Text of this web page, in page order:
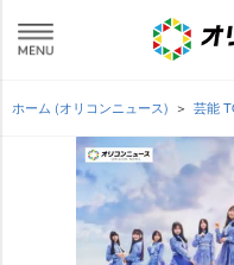
ホーム (オリコンニュース) 芸能